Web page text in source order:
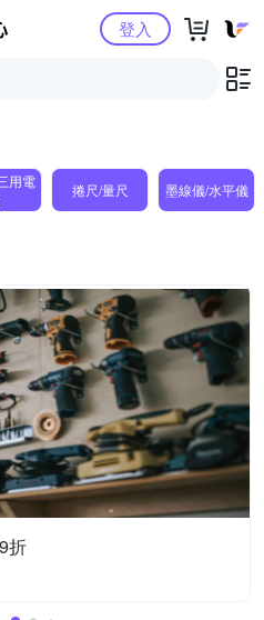
Yahoo購物中心登入
用電
捲尺/量尺 墨線儀/水平儀
折